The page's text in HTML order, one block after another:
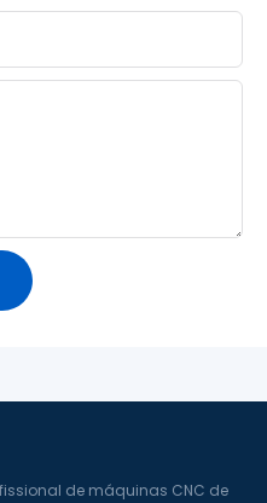
de máquinas CNC de